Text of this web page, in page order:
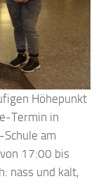
Höhepunkt
Termin in
am
17:00 bis
nass und kalt,